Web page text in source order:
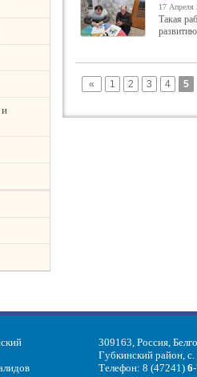
и
17 Апреля
Такая
« 1 2 3 4 5
309163, Россия,
Губкинский район,
Телефон: 8 (47241)